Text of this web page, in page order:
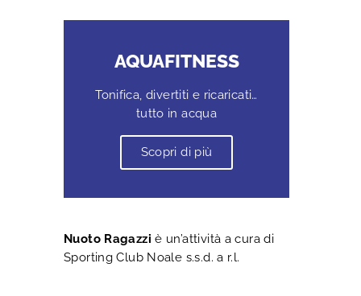
AQUAFITNESS
Tonifica, divertiti e ricaricati…
tutto in acqua
Scopri di più
Nuoto Ragazzi è un’attività a cura di
Sporting Club Noale s.s.d. a r.l.